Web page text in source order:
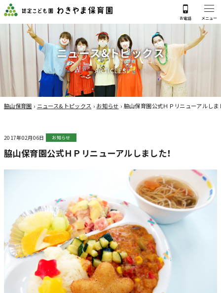
ニュース&トピックス
ARTICLES
脇山保育園 › ニュース&トピックス › お知らせ › 脇山保育園公式ＨＰリニューアルしま
2017年02月06日 お知らせ
脇山保育園公式ＨＰリニューアルしました！